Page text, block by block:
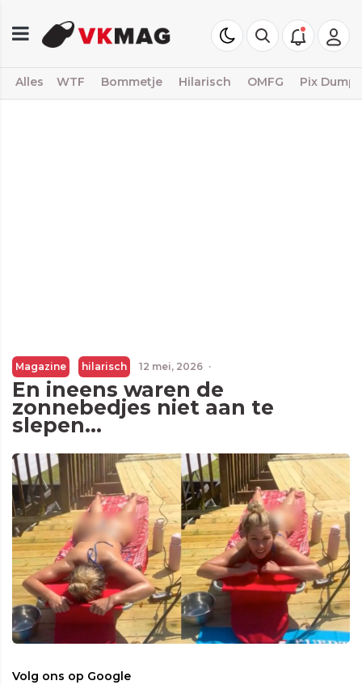
Alles WTF Bommetje Hilarisch OMFG Pix Dump
Magazine hilarisch 12 mei, 2026 ·
En ineens waren de
zonnebedjes niet aan te
slepen...
Volg ons op Google